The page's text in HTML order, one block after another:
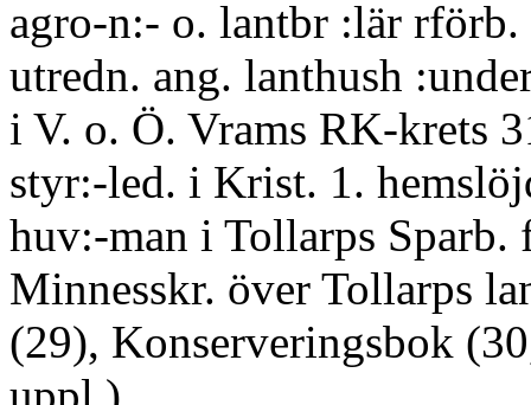
agro-n:- o. lantbr :lär
utredn. ang. lanthush
i V. o. Ö. Vrams RK-krets
styr:-led. i Krist. 1.
huv:-man i Tollarps Sparb.
Minnesskr. över Tollarps
(29), Konserveringsbok